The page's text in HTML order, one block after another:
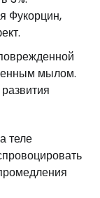
Фукорцин,
мылом.
теле